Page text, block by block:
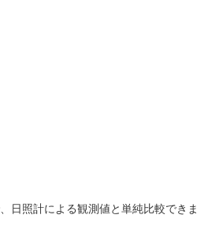
日照計による観測値と単純比較できま